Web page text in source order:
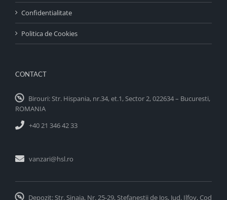
Confidentialitate
Politica de Cookies
CONTACT
Birouri: Str. Hispania, nr.34, et.1, Sector 2, 022634 – Bucuresti,
ROMANIA
+40 21 346 42 33
vanzari@hsl.ro
Depozit: Str. Sinaia, Nr. 25-29, Stefanestii de Jos, Jud. Ilfov, Cod